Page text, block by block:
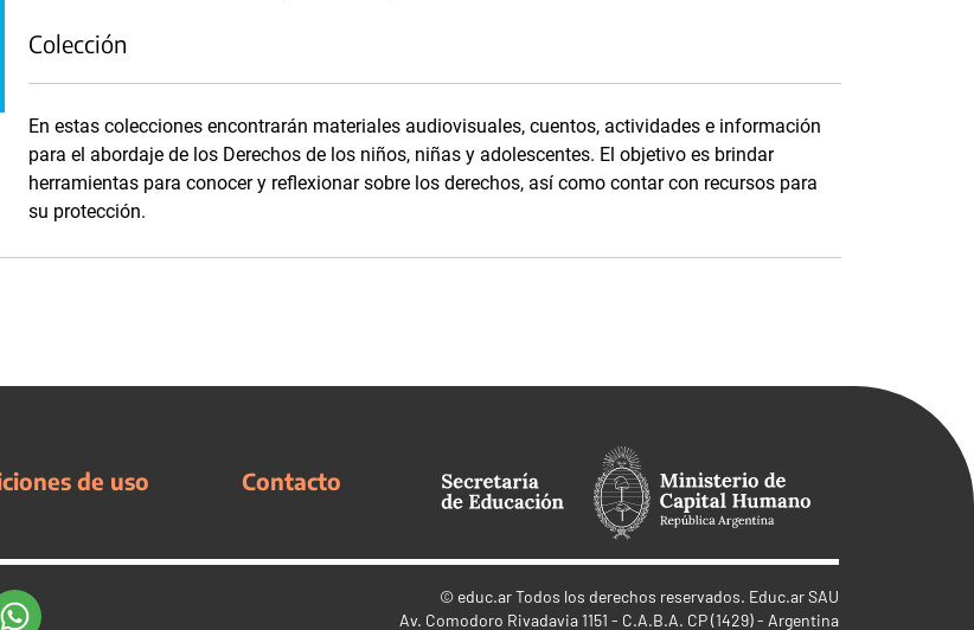
Colección
En estas colecciones encontrarán materiales audiovisuales, cuentos, actividades e información
para el abordaje de los Derechos de los niños, niñas y adolescentes. El objetivo es brindar
herramientas para conocer y reflexionar sobre los derechos, así como contar con recursos para
su protección.
de uso Contacto
© educ.arTodos los derechos reservados. Educ.ar SAU
Av. Comodoro Rivadavia 1151 - C.A.B.A. CP (1429) - Argentina